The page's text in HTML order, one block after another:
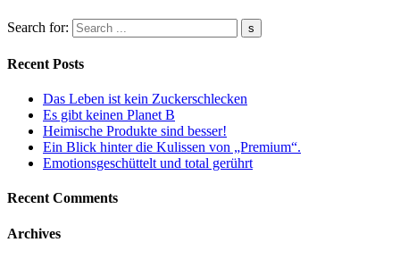
Search for:
Recent Posts
Das Leben ist kein Zuckerschlecken
Es gibt keinen Planet B
Heimische Produkte sind besser!
Ein Blick hinter die Kulissen von „Premium“.
Emotionsgeschüttelt und total gerührt
Recent Comments
Archives